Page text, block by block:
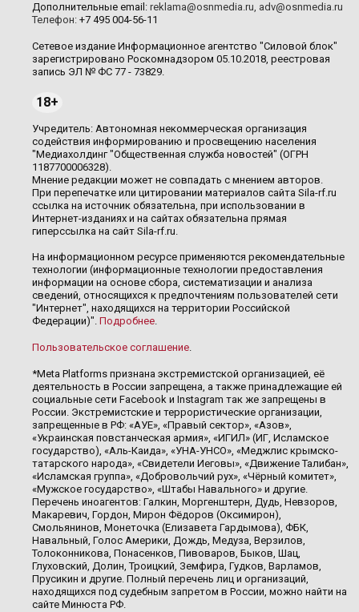
Дополнительные email: reklama@osnmedia.ru, adv@osnmedia.ru
Телефон: +7 495 004-56-11
Сетевое издание Информационное агентство "Силовой блок"
зарегистрировано Роскомнадзором 05.10.2018, реестровая
запись ЭЛ № ФС 77 - 73829.
18+
Учредитель: Автономная некоммерческая организация
содействия информированию и просвещению населения
"Медиахолдинг "Общественная служба новостей" (ОГРН
1187700006328).
Мнение редакции может не совпадать с мнением авторов.
При перепечатке или цитировании материалов сайта Sila-rf.ru
ссылка на источник обязательна, при использовании в
Интернет-изданиях и на сайтах обязательна прямая
гиперссылка на сайт Sila-rf.ru.
На информационном ресурсе применяются рекомендательные
технологии (информационные технологии предоставления
информации на основе сбора, систематизации и анализа
сведений, относящихся к предпочтениям пользователей сети
"Интернет", находящихся на территории Российской
Федерации)". Подробнее.
Пользовательское соглашение.
*Meta Platforms признана экстремистской организацией, её
деятельность в России запрещена, а также принадлежащие ей
социальные сети Facebook и Instagram так же запрещены в
России. Экстремистские и террористические организации,
запрещенные в РФ: «АУЕ», «Правый сектор», «Азов»,
«Украинская повстанческая армия», «ИГИЛ» (ИГ, Исламское
государство), «Аль-Каида», «УНА-УНСО», «Меджлис крымско-
татарского народа», «Свидетели Иеговы», «Движение Талибан»,
«Исламская группа», «Добровольчий рух», «Чёрный комитет»,
«Мужское государство», «Штабы Навального» и другие.
Перечень иноагентов: Галкин, Моргенштерн, Дудь, Невзоров,
Макаревич, Гордон, Мирон Фёдоров (Оксимирон),
Смольянинов, Монеточка (Елизавета Гардымова), ФБК,
Навальный, Голос Америки, Дождь, Медуза, Верзилов,
Толоконникова, Понасенков, Пивоваров, Быков, Шац,
Глуховский, Долин, Троицкий, Земфира, Гудков, Варламов,
Прусикин и другие. Полный перечень лиц и организаций,
находящихся под судебным запретом в России, можно найти на
сайте Минюста РФ.